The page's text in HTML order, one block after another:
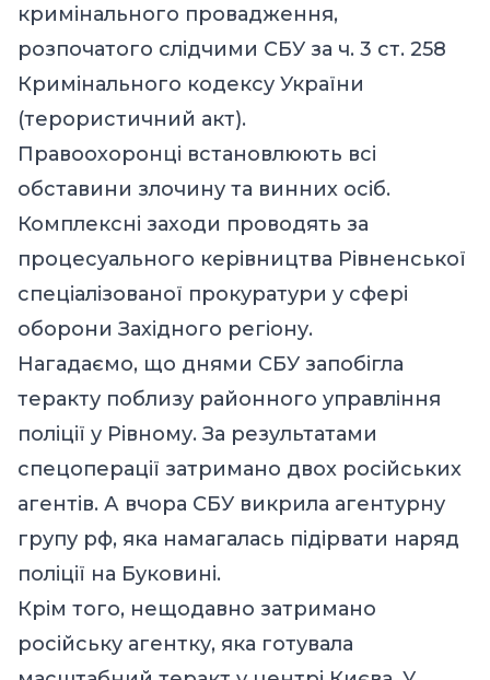
кримінального провадження,
розпочатого слідчими СБУ за ч. 3 ст. 258
Кримінального кодексу України
(терористичний акт).
Правоохоронці встановлюють всі
обставини злочину та винних осіб.
Комплексні заходи проводять за
процесуального керівництва Рівненської
спеціалізованої прокуратури у сфері
оборони Західного регіону.
Нагадаємо, що днями СБУ запобігла
теракту поблизу районного управління
поліції у Рівному. За результатами
спецоперації затримано двох російських
агентів. А вчора СБУ викрила агентурну
групу рф, яка намагалась підірвати наряд
поліції на Буковині.
Крім того, нещодавно затримано
російську агентку, яка готувала